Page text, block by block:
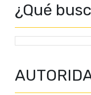
¿Qué